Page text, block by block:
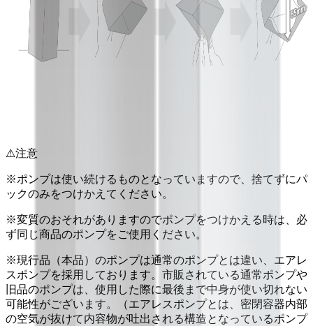
⚠注意
※ポンプは使い続けるものとなっていますので、捨てずにパ
ックのみをつけかえてください。
※変質のおそれがありますのでポンプをつけかえる時は、必
ず同じ商品のポンプをご使用ください。
※現行品（本品）のポンプは通常のポンプとは違い、エアレ
スポンプを採用しております。市販されている通常ポンプや
旧品のポンプは、使用した際に最後まで中身が使い切れない
可能性がございます。（エアレスポンプとは、密閉容器内部
の空気が抜けて内容物が吐出される構造となっているポンプ